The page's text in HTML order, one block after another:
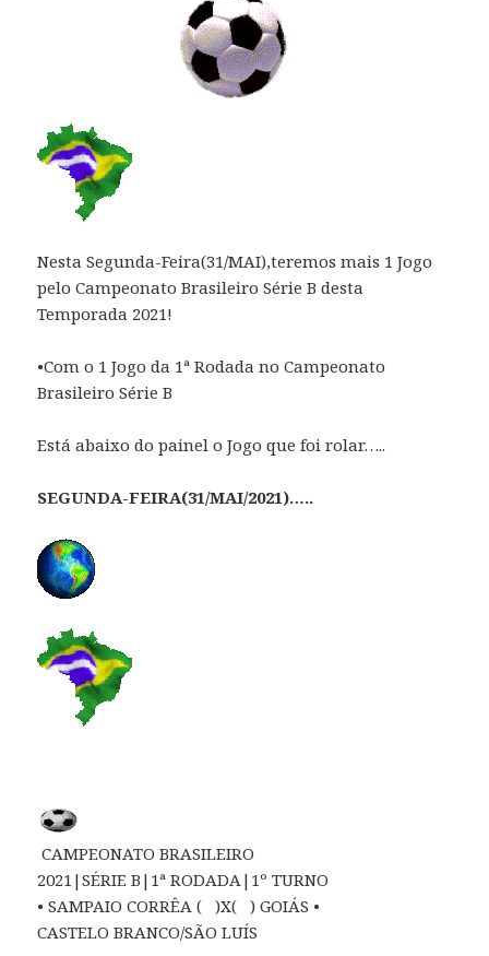
Nesta Segunda-Feira(31/MAI),teremos mais 1 Jogo
pelo Campeonato Brasileiro Série B desta
Temporada 2021!
•Com o 1 Jogo da 1ª Rodada no Campeonato
Brasileiro Série B
Está abaixo do painel o Jogo que foi rolar…..
SEGUNDA-FEIRA(31/MAI/2021)…..
CAMPEONATO BRASILEIRO
2021|SÉRIE B|1ª RODADA|1º TURNO
• SAMPAIO CORRÊA ( )X( ) GOIÁS •
CASTELO BRANCO/SÃO LUÍS